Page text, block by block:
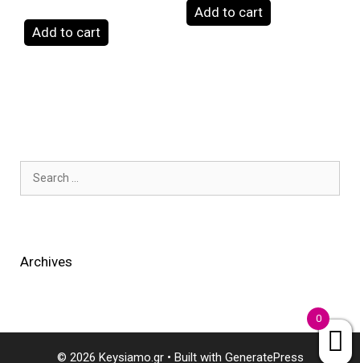
Add to cart
Add to cart
for:
Archives
© 2026 Keysiamo.gr• Built with GeneratePress
0